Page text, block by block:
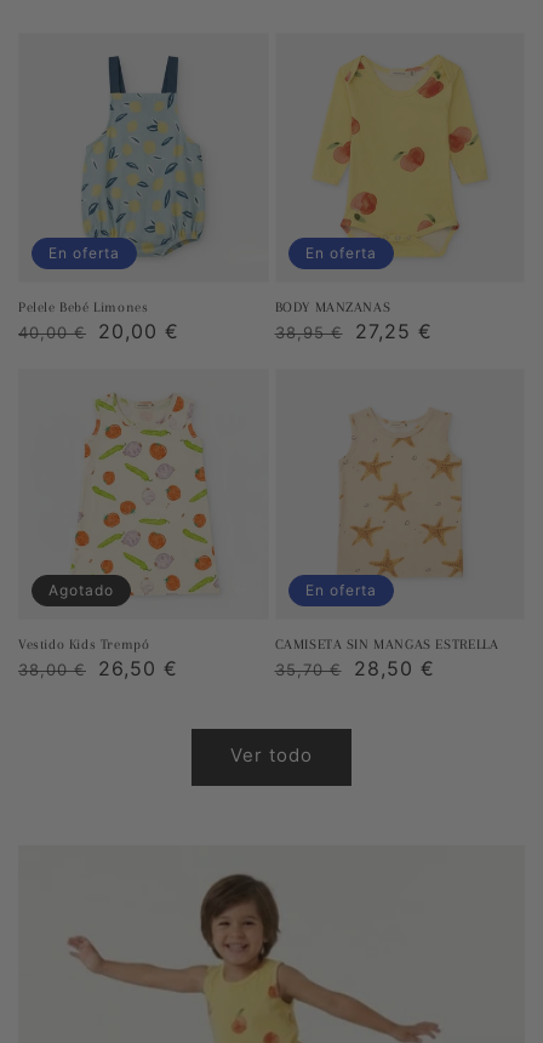
Pelele Bebé Limones
Precio
40,00 €
Precio
20,00 €
En oferta
BODY MANZANAS
Precio
38,95 €
Precio
27,25 €
En oferta
Vestido Kids Trempó
Precio
38,00 €
Precio
26,50 €
Agotado
CAMISETA SIN MANGAS ESTRELLA
Precio
35,70 €
Precio
28,50 €
En oferta
Ver todo